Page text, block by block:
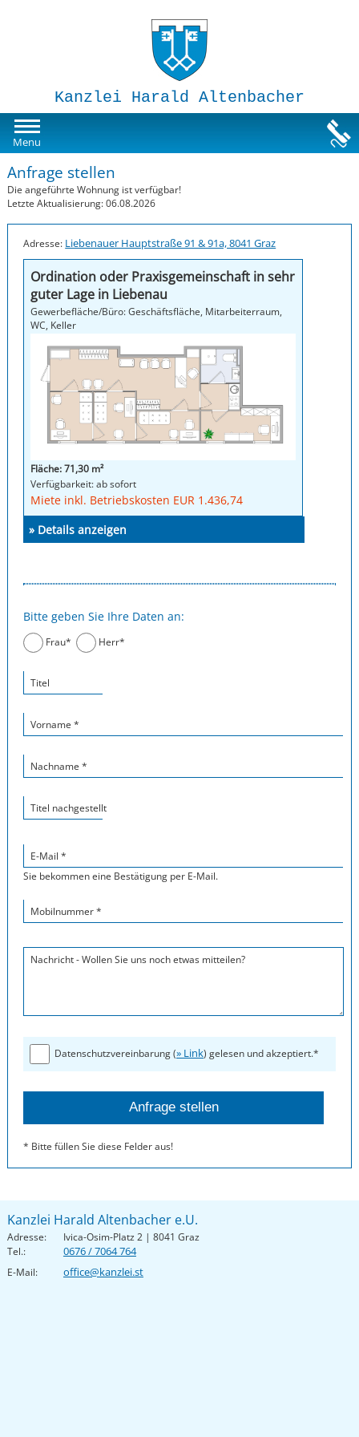
Kanzlei Harald Altenbacher
Menu
Susi-Sorglos Anlegerwohnungen
Impressum
Anfrage stellen
Die angeführte Wohnung ist verfügbar!
Letzte Aktualisierung: 06.08.2026
Adresse: Liebenauer Hauptstraße 91 & 91a, 8041 Graz
Ordination oder Praxisgemeinschaft in sehr
guter Lage in Liebenau
Gewerbefläche/Büro: Geschäftsfläche, Mitarbeiterraum,
WC, Keller
Fläche: 71,30 m²
Verfügbarkeit: ab sofort
Miete inkl. Betriebskosten EUR 1.436,74
» Details anzeigen
Bitte geben Sie Ihre Daten an:
Frau* Herr*
Titel
Vorname *
Nachname *
Titel nachgestellt
E-Mail *
Sie bekommen eine Bestätigung per E-Mail.
Mobilnummer *
Nachricht - Wollen Sie uns noch etwas mitteilen?
Datenschutzvereinbarung (» Link) gelesen und akzeptiert.*
* Bitte füllen Sie diese Felder aus!
Kanzlei Harald Altenbacher e.U.
Adresse:
Ivica-Osim-Platz 2 | 8041 Graz
Tel.:
0676 / 7064 764
E-Mail: office@kanzlei.st